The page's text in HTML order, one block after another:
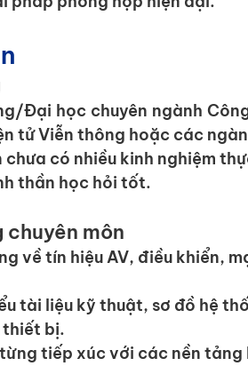
Đại học chuyên ngành
tử Viễn thông hoặc các
chưa có nhiều kinh nghiệm
thần học hỏi tốt.
chuyên môn
về tín hiệu AV, điều khiển,
tài liệu kỹ thuật, sơ đồ hệ
thiết bị.
tiếp xúc với các nền